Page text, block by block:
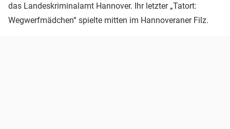
das Landeskriminalamt Hannover. Ihr letzter „Tatort:
Wegwerfmädchen“ spielte mitten im Hannoveraner Filz.